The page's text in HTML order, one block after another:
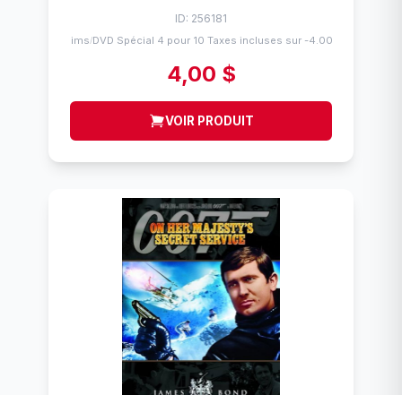
ID: 256181
Flims/DVD Spécial 4 pour 10 Taxes incluses sur -4.00$
4,00 $
VOIR PRODUIT